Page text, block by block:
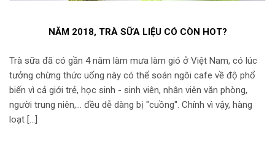
NĂM 2018, TRÀ SỮA LIỆU CÓ CÒN HOT?
Trà sữa đã có gần 4 năm làm mưa làm gió ở Việt Nam, có lúc
tưởng chừng thức uống này có thể soán ngôi cafe về độ phổ
biến vì cả giới trẻ, học sinh - sinh viên, nhân viên văn phòng,
người trung niên,... đều dễ dàng bị "cuồng". Chính vì vậy, hàng
loạt […]